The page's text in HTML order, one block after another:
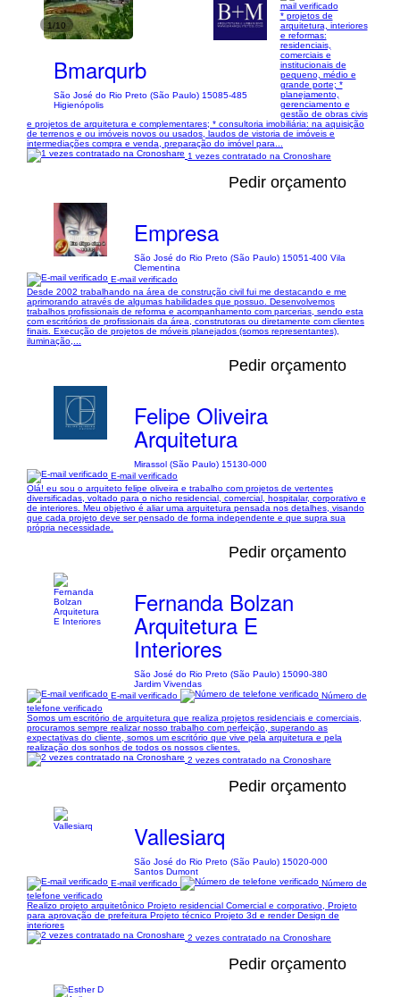
1/10
Bmarqurb
São José do Rio Preto (São Paulo) 15085-485
Higienópolis
mail verificado
* projetos de
arquitetura, interiores
e reformas:
residenciais,
comerciais e
institucionais de
pequeno, médio e
grande porte; *
planejamento,
gerenciamento e
gestão de obras civis
e projetos de arquitetura e complementares; * consultoria imobiliária: na aquisição
de terrenos e ou imóveis novos ou usados, laudos de vistoria de imóveis e
intermediações compra e venda, preparação do imóvel para...
1 vezes contratado na Cronoshare
Pedir orçamento
Empresa
São José do Rio Preto (São Paulo) 15051-400 Vila
Clementina
E-mail verificado
Desde 2002 trabalhando na área de construção civil fui me destacando e me
aprimorando através de algumas habilidades que possuo. Desenvolvemos
trabalhos profissionais de reforma e acompanhamento com parcerias, sendo esta
com escritórios de profissionais da área, construtoras ou diretamente com clientes
finais. Execução de projetos de móveis planejados (somos representantes),
iluminação,...
Pedir orçamento
Felipe Oliveira
Arquitetura
Mirassol (São Paulo) 15130-000
E-mail verificado
Olá! eu sou o arquiteto felipe oliveira e trabalho com projetos de vertentes
diversificadas, voltado para o nicho residencial, comercial, hospitalar, corporativo e
de interiores. Meu objetivo é aliar uma arquitetura pensada nos detalhes, visando
que cada projeto deve ser pensado de forma independente e que supra sua
própria necessidade.
Pedir orçamento
Fernanda Bolzan
Arquitetura E
Interiores
São José do Rio Preto (São Paulo) 15090-380
Jardim Vivendas
E-mail verificado
Número de
telefone verificado
Somos um escritório de arquitetura que realiza projetos residenciais e comerciais,
procuramos sempre realizar nosso trabalho com perfeição, superando as
expectativas do cliente, somos um escritório que vive pela arquitetura e pela
realização dos sonhos de todos os nossos clientes.
2 vezes contratado na Cronoshare
Pedir orçamento
Vallesiarq
São José do Rio Preto (São Paulo) 15020-000
Santos Dumont
E-mail verificado
Número de
telefone verificado
Realizo projeto arquitetônico Projeto residencial Comercial e corporativo, Projeto
para aprovação de prefeitura Projeto técnico Projeto 3d e render Design de
interiores
2 vezes contratado na Cronoshare
Pedir orçamento